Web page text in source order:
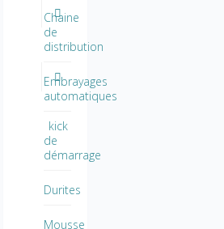
Chaine
de
distribution
Embrayages
automatiques
kick
de
démarrage
Durites
Mousse